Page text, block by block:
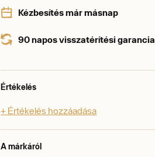
Kézbesítés már másnap
90 napos visszatérítési garancia
Értékelés
+ Értékelés hozzáadása
A márkáról